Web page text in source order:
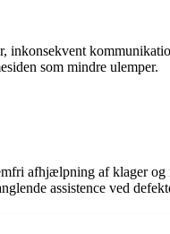
som mindre ulemper.
afhjælpning af klager og
assistence ved